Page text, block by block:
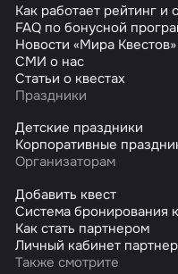
Как работает рейтинг и
FAQ по бонусной
Новости «Мира Квестов»
СМИ о нас
Статьи о квестах
Праздники
Детские праздники
Корпоративные
Организаторам
Добавить квест
Система бронирования
Как стать партнером
Личный кабинет
Также смотрите